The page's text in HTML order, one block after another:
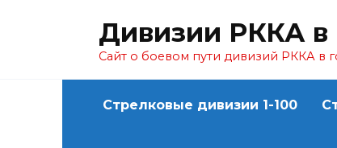
Дивизии РККА в
Сайт о боевом пути дивизий РККА в
Стрелковые дивизии 1-100